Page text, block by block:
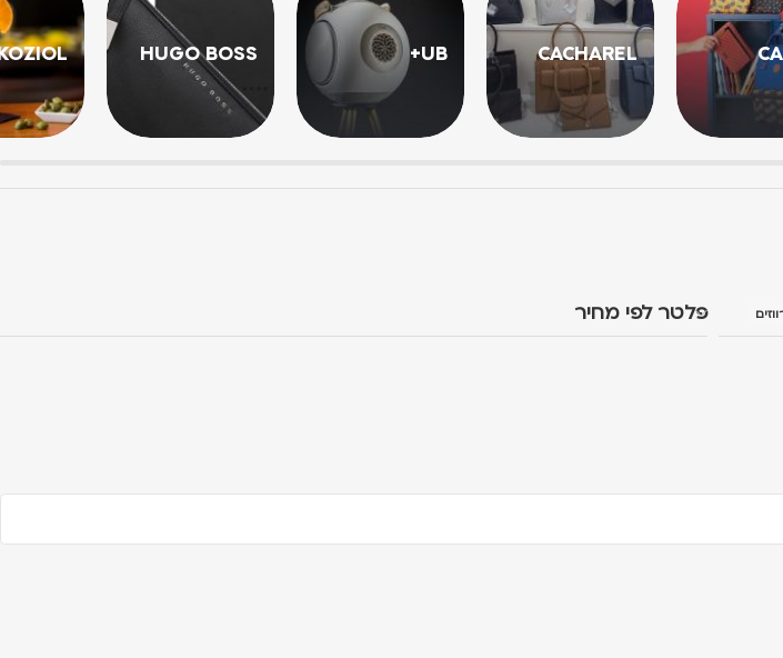
CACHAREL
UB+
HUGO BOSS
פלטר לפי מחיר